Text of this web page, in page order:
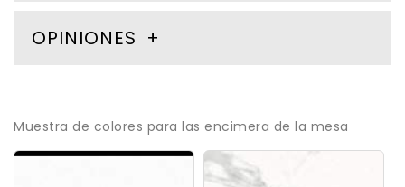
OPINIONES
Muestra de colores para las encimera de la mesa